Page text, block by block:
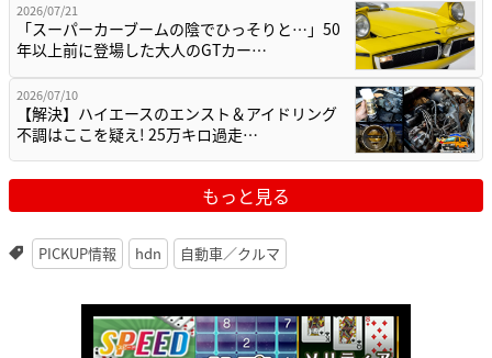
2026/07/21
「スーパーカーブームの陰でひっそりと…」50
年以上前に登場した大人のGTカー…
2026/07/10
【解決】ハイエースのエンスト＆アイドリング
不調はここを疑え! 25万キロ過走…
もっと見る
PICKUP情報 hdn 自動車／クルマ